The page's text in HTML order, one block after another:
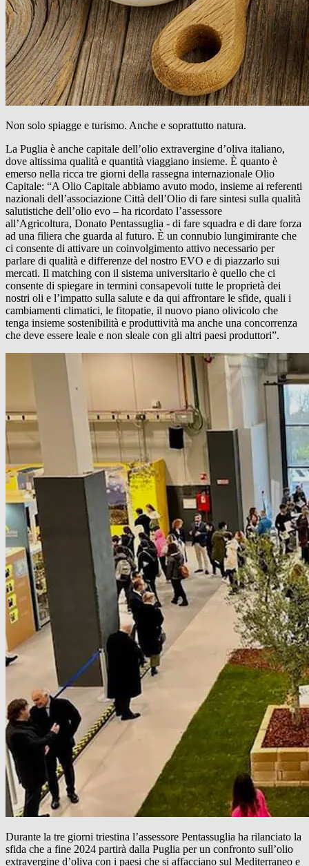
Non solo spiagge e turismo. Anche e soprattutto natura.
La Puglia è anche capitale dell’olio extravergine d’oliva italiano,
dove altissima qualità e quantità viaggiano insieme. È quanto è
emerso nella ricca tre giorni della rassegna internazionale Olio
Capitale: “A Olio Capitale abbiamo avuto modo, insieme ai referenti
nazionali dell’associazione Città dell’Olio di fare sintesi sulla qualità
salutistiche dell’olio evo – ha ricordato l’assessore
all’Agricoltura, Donato Pentassuglia - di fare squadra e di dare forza
ad una filiera che guarda al futuro. È un connubio lungimirante che
ci consente di attivare un coinvolgimento attivo necessario per
parlare di qualità e differenze del nostro EVO e di piazzarlo sui
mercati. Il matching con il sistema universitario è quello che ci
consente di spiegare in termini consapevoli tutte le proprietà dei
nostri oli e l’impatto sulla salute e da qui affrontare le sfide, quali i
cambiamenti climatici, le fitopatie, il nuovo piano olivicolo che
tenga insieme sostenibilità e produttività ma anche una concorrenza
che deve essere leale e non sleale con gli altri paesi produttori”.
Durante la tre giorni triestina l’assessore Pentassuglia ha rilanciato la
sfida che a fine 2024 partirà dalla Puglia per un confronto sull’olio
extravergine d’oliva con i paesi che si affacciano sul Mediterraneo e